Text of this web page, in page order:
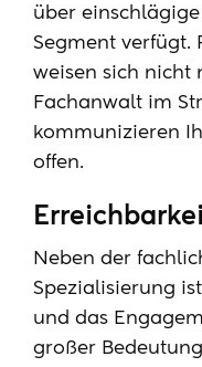
über
Segment verfügt.
weisen sich nicht
Fachanwalt im
kommunizieren
offen.
Neben der
Spezialisierung
und das
großer